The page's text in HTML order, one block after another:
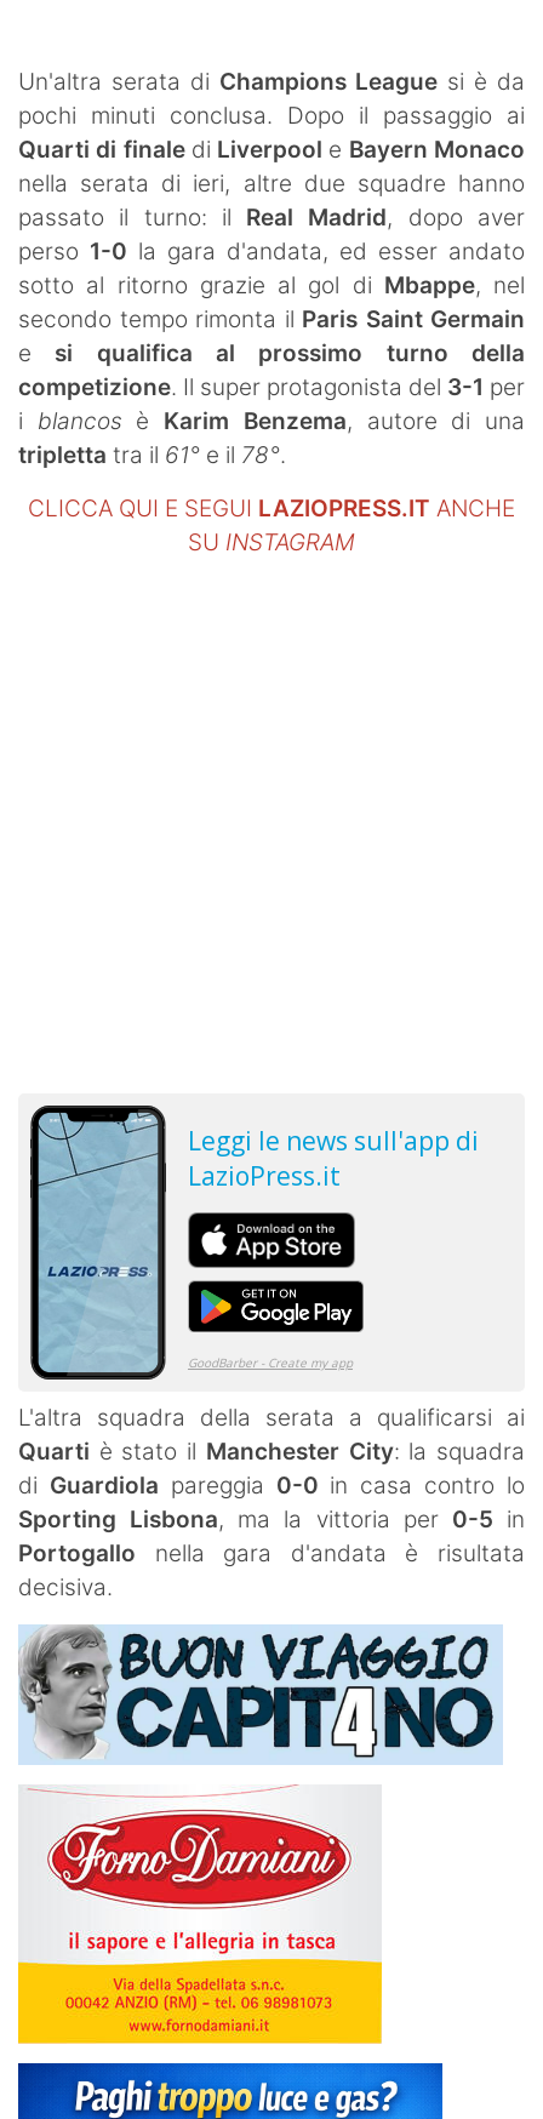
Un'altra serata di Champions League si è da
pochi minuti conclusa. Dopo il passaggio ai
Quarti di finaledi Liverpool e Bayern Monaco
nella serata di ieri, altre due squadre hanno
passato il turno: il Real Madrid, dopo aver
perso 1-0 la gara d'andata, ed esser andato
sotto al ritorno grazie al gol di Mbappe, nel
secondo tempo rimonta il Paris Saint Germain
e si qualifica al prossimo turno della
competizione. Il super protagonista del 3-1 per
i blancos è Karim Benzema, autore di una
tripletta tra il 61° e il 78°.
CLICCA QUI E SEGUI LAZIOPRESS.IT ANCHE
SU INSTAGRAM
L'altra squadra della serata a qualificarsi ai
Quarti è stato il Manchester City: la squadra
di Guardiola pareggia 0-0 in casa contro lo
Sporting Lisbona, ma la vittoria per 0-5 in
Portogallo nella gara d'andata è risultata
decisiva.